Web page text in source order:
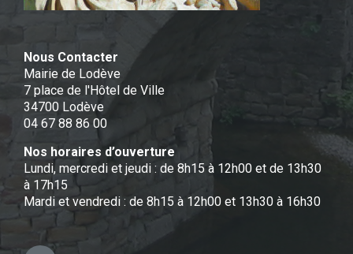
Nous Contacter
Mairie de Lodève
7 place de l'Hôtel de Ville
34700 Lodève
04 67 88 86 00
Nos horaires d’ouverture
Lundi, mercredi et jeudi : de 8h15 à 12h00 et de 13h30
à 17h15
Mardi et vendredi : de 8h15 à 12h00 et 13h30 à 16h30